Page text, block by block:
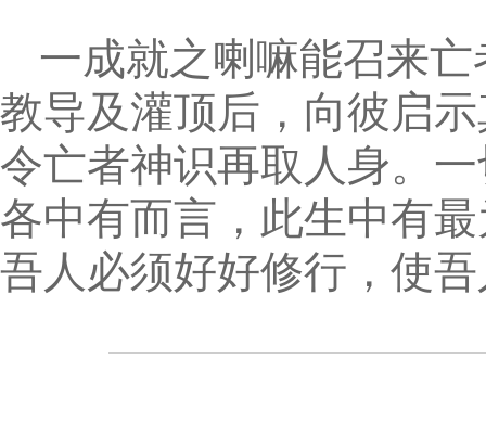
一成就之喇嘛能召来
教导及灌顶后，向彼启
令亡者神识再取人身。
各中有而言，此生中有
吾人必须好好修行，使